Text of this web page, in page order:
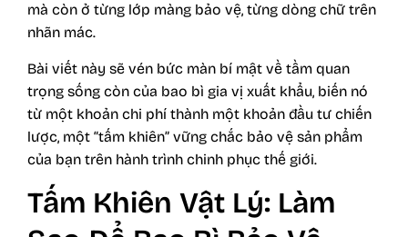
mà còn ở từng lớp màng bảo vệ, từng dòng chữ trên
nhãn mác.
Bài viết này sẽ vén bức màn bí mật về tầm quan
trọng sống còn của bao bì gia vị xuất khẩu, biến nó
từ một khoản chi phí thành một khoản đầu tư chiến
lược, một “tấm khiên” vững chắc bảo vệ sản phẩm
của bạn trên hành trình chinh phục thế giới.
Tấm Khiên Vật Lý: Làm